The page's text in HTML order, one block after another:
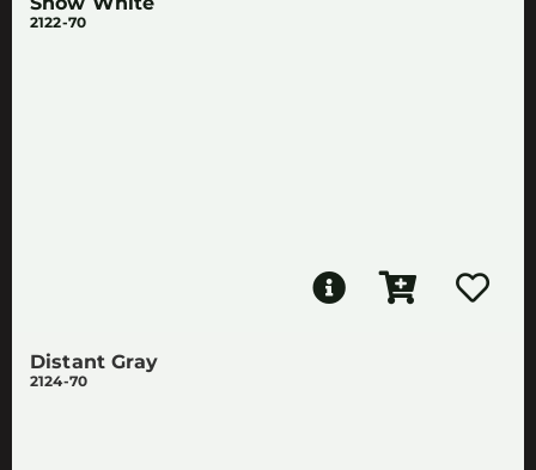
2122-70
Distant Gray
2124-70